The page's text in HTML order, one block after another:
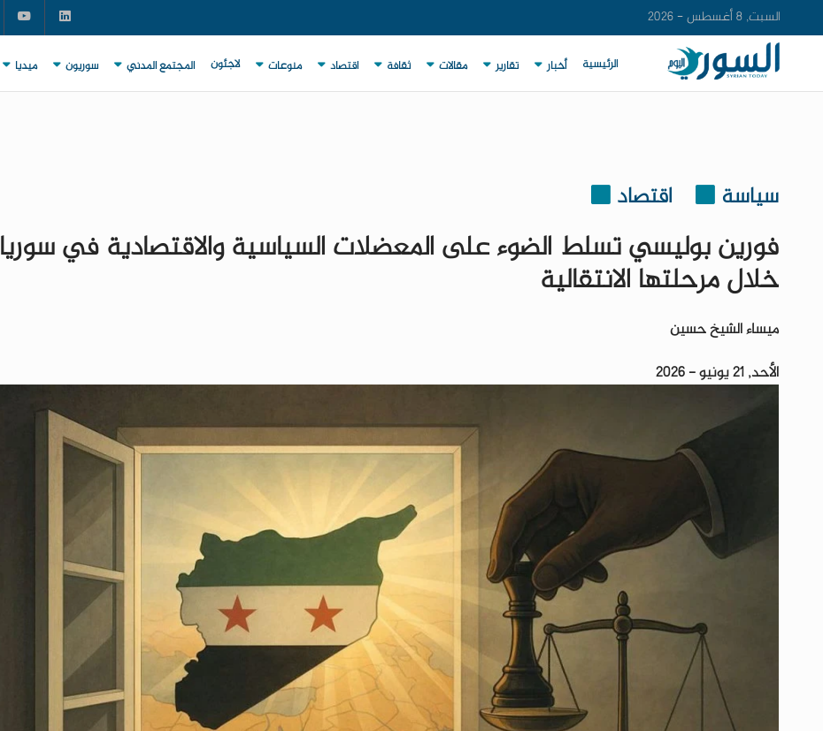
السبت, 8 أغسطس - 2026
الرئيسية أخبار تقارير مقالات ثقافة اقتصاد منوعات لاجئون المجتمع المدني سوريون ميديا
سياسة اقتصاد
فورين بوليسي تسلط الضوء على المعضلات السياسية والاقتصادية في سوريا
خلال مرحلتها الانتقالية
ميساء الشيخ حسين
الأحد, 21 يونيو - 2026